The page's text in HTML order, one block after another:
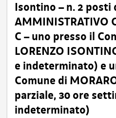
Isontino – n. 2 posti
AMMINISTRATIVO
C – uno presso il
LORENZO
e indeterminato) e
Comune di
parziale, 30 ore
indeterminato)